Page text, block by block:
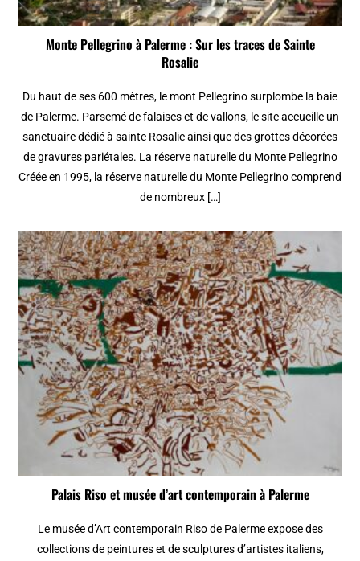
Monte Pellegrino à Palerme : Sur les traces de Sainte
Rosalie
Du haut de ses 600 mètres, le mont Pellegrino surplombe la baie
de Palerme. Parsemé de falaises et de vallons, le site accueille un
sanctuaire dédié à sainte Rosalie ainsi que des grottes décorées
de gravures pariétales. La réserve naturelle du Monte Pellegrino
Créée en 1995, la réserve naturelle du Monte Pellegrino comprend
de nombreux […]
Palais Riso et musée d’art contemporain à Palerme
Le musée d’Art contemporain Riso de Palerme expose des
collections de peintures et de sculptures d’artistes italiens,